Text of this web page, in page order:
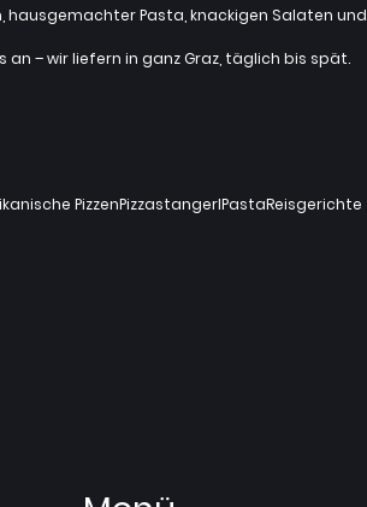
hausgemachter Pasta, knackigen Salaten und
– wir liefern in ganz Graz, täglich bis spät.
PizzenPizzastangerlPastaReisgerichte